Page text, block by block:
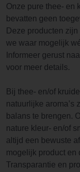
Onze pure thee- en
bevatten geen
Deze producten
we waar mogelijk
Informeer gerust
voor meer details.
Bij thee- en/of
natuurlijke aroma’s
balans te brengen.
nature kleur- en/of
altijd een bewuste
mogelijk product en
Transparantie en